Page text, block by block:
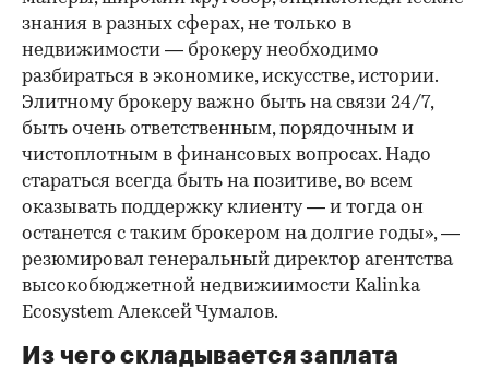
знания в разных сферах, не только в
недвижимости — брокеру необходимо
разбираться в экономике, искусстве, истории.
Элитному брокеру важно быть на связи 24/7,
быть очень ответственным, порядочным и
чистоплотным в финансовых вопросах. Надо
стараться всегда быть на позитиве, во всем
оказывать поддержку клиенту — и тогда он
останется с таким брокером на долгие годы», —
резюмировал генеральный директор агентства
высокобюджетной недвижиимости Kalinka
Ecosystem Алексей Чумалов.
Из чего складывается заплата